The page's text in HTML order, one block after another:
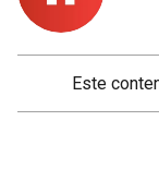
Este